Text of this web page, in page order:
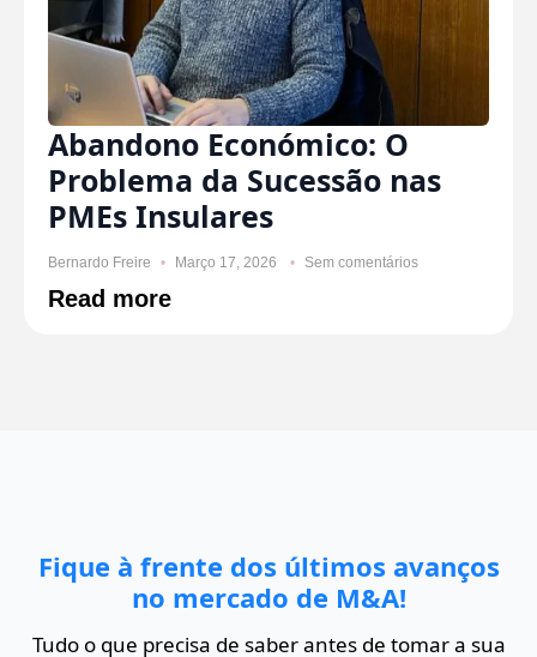
Abandono Económico: O
Problema da Sucessão nas
PMEs Insulares
Bernardo Freire Março 17, 2026 Sem comentários
Read more
Fique à frente dos últimos avanços
no mercado de M&A!
Tudo o que precisa de saber antes de tomar a sua